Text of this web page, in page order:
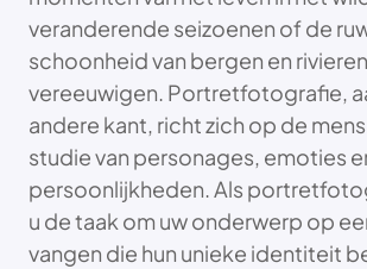
veranderende seizoenen of de
schoonheid van bergen en rivieren
vereeuwigen. Portretfotografie,
andere kant, richt zich op de
studie van personages, emoties
persoonlijkheden. Als
u de taak om uw onderwerp op
vangen die hun unieke identiteit